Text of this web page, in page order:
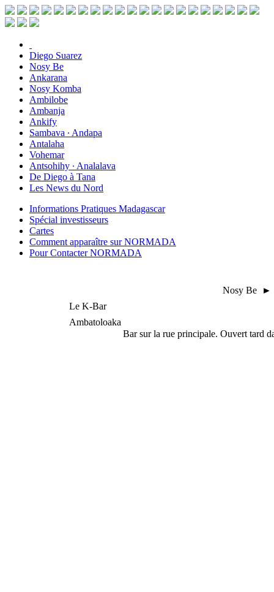
Diego Suarez
Nosy Be
Ankarana
Nosy Komba
Ambilobe
Ambanja
Ankify
Sambava ∙ Andapa
Antalaha
Vohemar
Antsohihy ∙ Analalava
De Diego à Tana
Les News du Nord
Informations Pratiques Madagascar
Spécial investisseurs
Cartes
Comment apparaître sur NORMADA
Pour Contacter NORMADA
Nosy Be ►
Le K-Bar
Ambatoloaka
Bar sur la rue principale. Ouvert tard